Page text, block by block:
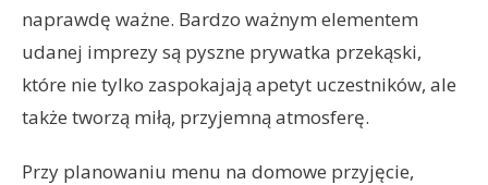
naprawdę ważne. Bardzo ważnym elementem
udanej imprezy są pyszne prywatka przekąski,
które nie tylko zaspokajają apetyt uczestników, ale
także tworzą miłą, przyjemną atmosferę.
Przy planowaniu menu na domowe przyjęcie,